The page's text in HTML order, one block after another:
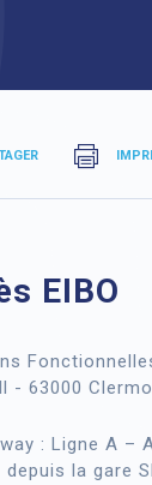
EIBO
- 63000
: Ligne A –
depuis la gare